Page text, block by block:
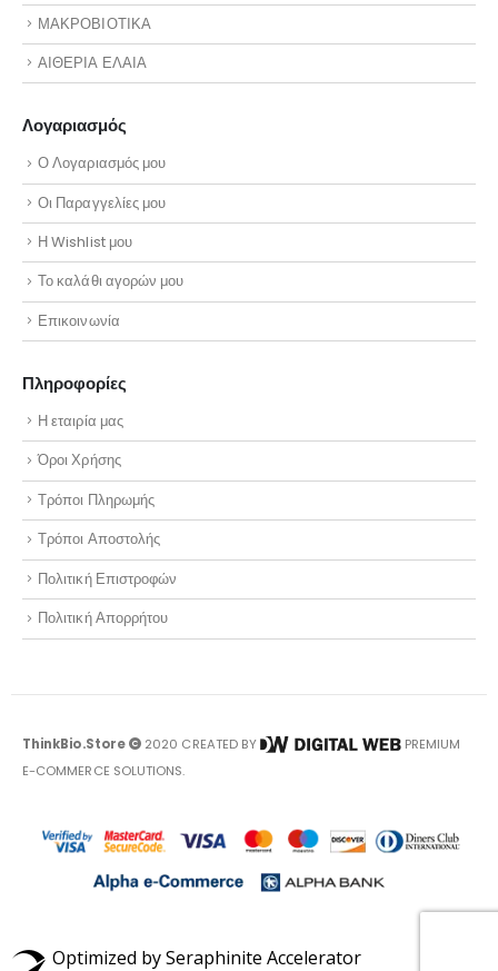
ΜΑΚΡΟΒΙΟΤΙΚΑ
ΑΙΘΕΡΙΑ ΕΛΑΙΑ
Λογαριασμός
Ο Λογαριασμός μου
Οι Παραγγελίες μου
Η Wishlist μου
Το καλάθι αγορών μου
Επικοινωνία
Πληροφορίες
Η εταιρία μας
Όροι Χρήσης
Τρόποι Πληρωμής
Τρόποι Αποστολής
Πολιτική Επιστροφών
Πολιτική Απορρήτου
ThinkBio.Store 2020 CREATED BY
PREMIUM
E-COMMERCE SOLUTIONS.
Optimized by Seraphinite Accelerator